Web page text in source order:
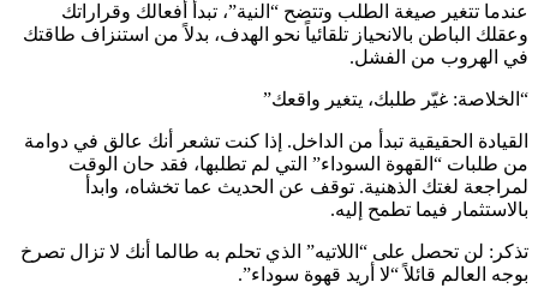
عندما تتغير صيغة الطلب وتتضح “النية”، تبدأ أفعالك وقراراتك
وعقلك الباطن بالانحياز تلقائياً نحو الهدف، بدلاً من استنزاف طاقتك
في الهروب من الفشل.
“الخلاصة: غيّر طلبك، يتغير واقعك”
القيادة الحقيقية تبدأ من الداخل. إذا كنت تشعر أنك عالق في دوامة
من طلبات “القهوة السوداء” التي لم تطلبها، فقد حان الوقت
لمراجعة لغتك الذهنية. توقف عن الحديث عما تخشاه، وابدأ
بالاستثمار فيما تطمح إليه.
تذكر: لن تحصل على “اللاتيه” الذي تحلم به طالما أنك لا تزال تصرخ
بوجه العالم قائلاً “لا أريد قهوة سوداء”.